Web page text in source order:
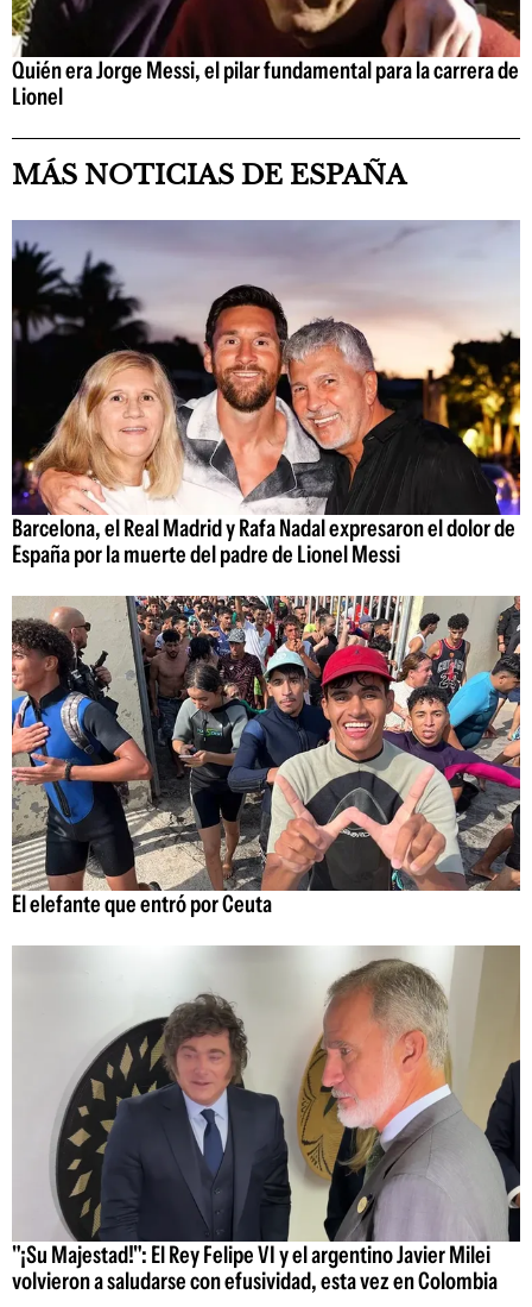
Quién era Jorge Messi, el pilar fundamental para la carrera de
Lionel
MÁS NOTICIAS DE ESPAÑA
Barcelona, el Real Madrid y Rafa Nadal expresaron el dolor de
España por la muerte del padre de Lionel Messi
El elefante que entró por Ceuta
"¡Su Majestad!": El Rey Felipe VI y el argentino Javier Milei
volvieron a saludarse con efusividad, esta vez en Colombia